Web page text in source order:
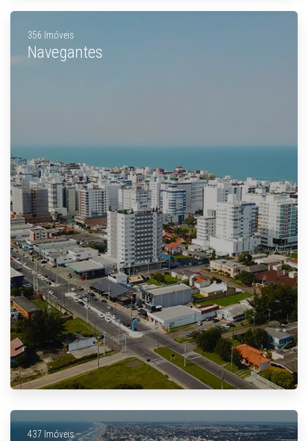
356 Imóveis
Navegantes
437 Imóveis